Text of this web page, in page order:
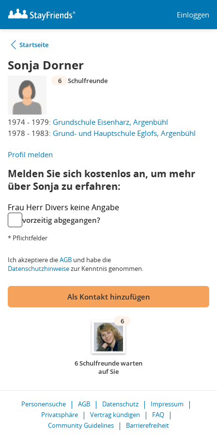
Einloggen
Startseite
Sonja Dorner
1974 - 1979: Grundschule Eisenharz, Argenbühl
1978 - 1983: Grund- und Hauptschule Eglofs, Argenbühl
6 Schulfreunde
Profil melden
Melden Sie sich kostenlos an, um mehr
über Sonja zu erfahren:
Frau Herr Divers keine Angabe
vorzeitig abgegangen?
* Pflichtfelder
Ich akzeptiere dieAGB und habe die
Datenschutzhinweisezur Kenntnis genommen.
Als Kontakt hinzufügen
6
6 Schulfreunde warten
auf Sie
Personensuche AGB Datenschutz
Impressum
Privatsphäre
Vertrag kündigen
FAQ
Community Guidelines
Barrierefreiheit